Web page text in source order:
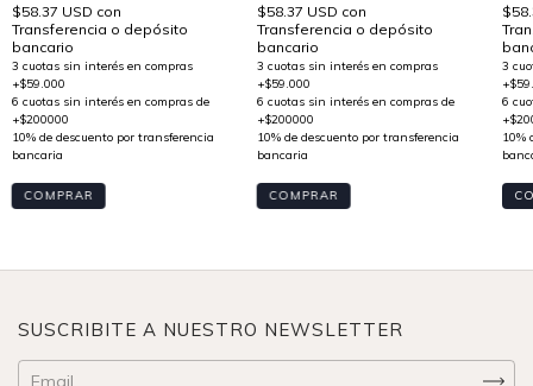
$58.37 USD con
Transferencia o depósito
bancario
COMPRAR
$58.37 USD con
Transferencia o depósito
bancario
COMPRAR
SUSCRIBITE A NUESTRO NEWSLETTER